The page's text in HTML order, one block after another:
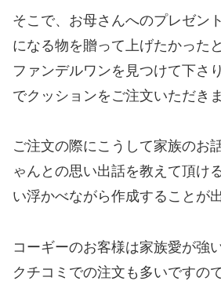
そこで、お母さんへのプレゼン
になる物を贈って上げたかった
ファンデルワンを見つけて下さ
でクッションをご注文いただき
ご注文の際にこうして家族のお
ゃんとの思い出話を教えて頂け
い浮かべながら作成することが
コーギーのお客様は家族愛が強
クチコミでの注文も多いですの